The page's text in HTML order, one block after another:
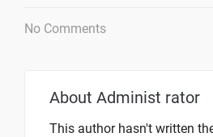
No Comments
About Administ rator
This author hasn't written